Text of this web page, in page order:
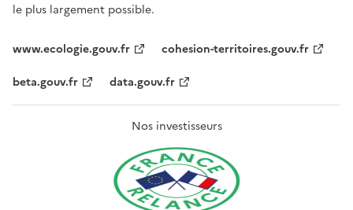
le plus largement possible.
www.ecologie.gouv.fr
cohesion-territoires.gouv.fr
beta.gouv.fr
data.gouv.fr
Nos investisseurs